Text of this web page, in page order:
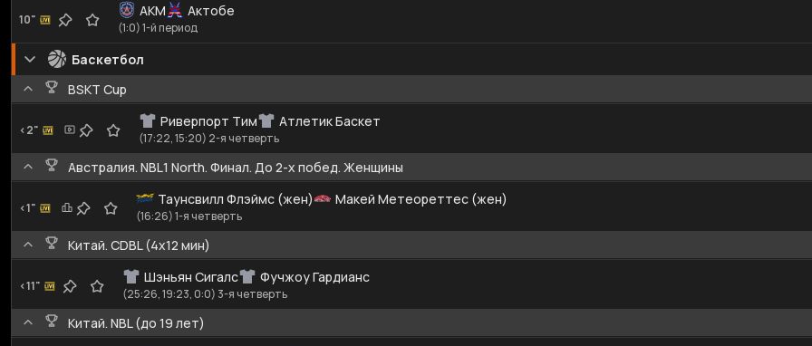
10"
АКМ Актобе
(1:0) 1-й период
Баскетбол
BSKT Cup
<2"
Риверпорт Тим Атлетик Баскет
(17:22, 15:20) 2-я четверть
Австралия. NBL1 North. Финал. До 2-х побед. Женщины
<1"
Таунсвилл Флэймс (жен) Макей Метеореттес (жен)
(16:26) 1-я четверть
Китай. CDBL (4x12 мин)
<11"
Шэньян Сигалс Фучжоу Гардианс
(25:26, 19:23, 0:0) 3-я четверть
Китай. NBL (до 19 лет)